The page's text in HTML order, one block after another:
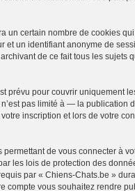
un certain nombre de cookies
et un identifiant anonyme de
de ce fait tous les sujets
prévu pour couvrir uniquement
pas limité à — la publication
inscription et lors de votre
de vous connecter à
les lois de protection des
par « Chiens-Chats.be »
compte vous souhaitez rendre